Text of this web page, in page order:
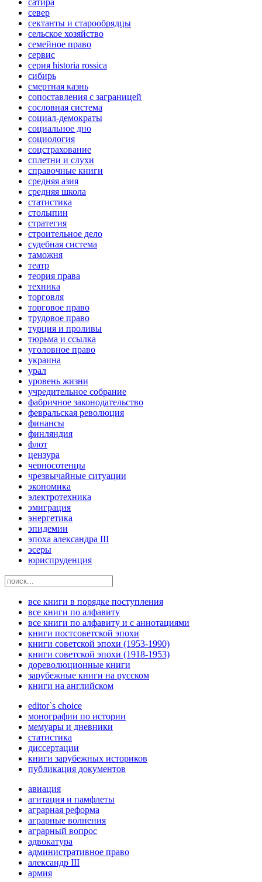
сатира
север
сектанты и старообрядцы
сельское хозяйство
семейное право
сервис
серия historia rossica
сибирь
смертная казнь
сопоставления с заграницей
сословная система
социал-демократы
социальное дно
социология
соцстрахование
сплетни и слухи
справочные книги
средняя азия
средняя школа
статистика
столыпин
стратегия
строительное дело
судебная система
таможня
театр
теория права
техника
торговля
торговое право
трудовое право
турция и проливы
тюрьма и ссылка
уголовное право
украина
урал
уровень жизни
учредительное собрание
фабричное законодательство
февральская революция
финансы
финляндия
флот
цензура
черносотенцы
чрезвычайные ситуации
экономика
электротехника
эмиграция
энергетика
эпидемии
эпоха александра III
эсеры
юриспруденция
все книги в порядке поступления
все книги по алфавиту
все книги по алфавиту и с аннотациями
книги постсоветской эпохи
книги советской эпохи (1953-1990)
книги советской эпохи (1918-1953)
дореволюционные книги
зарубежные книги на русском
книги на английском
editor`s choice
монографии по истории
мемуары и дневники
статистика
диссертации
книги зарубежных историков
публикация документов
авиация
агитация и памфлеты
аграрная реформа
аграрные волнения
аграрный вопрос
адвокатура
административное право
александр III
армия